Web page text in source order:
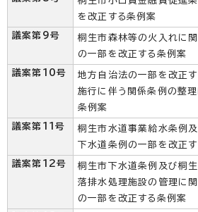
を改正する条例案
議案第9号
桐生市森林等の火入れに関
の一部を改正する条例案
議案第10号
地方自治法の一部を改正
施行に伴う関係条例の整理
条例案
議案第11号
桐生市水道事業給水条例
下水道条例の一部を改正
議案第12号
桐生市下水道条例及び桐
落排水処理施設の管理に関
の一部を改正する条例案